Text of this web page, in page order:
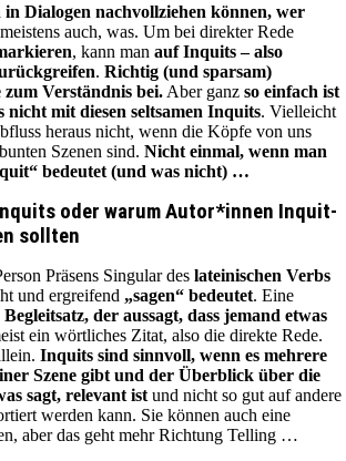
in Dialogen nachvollziehen können, wer
auch, was. Um bei direkter Rede
, kann manauf Inquits – also
.Richtig (und sparsam)
zum Verständnis bei. Aber ganzso einfach ist
nicht mit diesen seltsamen Inquits. Vielleicht
heraus nicht, wenn die Köpfe von uns
Szenen sind.Nicht einmal, wenn man
bedeutet (und was nicht) …
oder warum Autor*innen Inquit-
sollten
Präsens Singular deslateinischen Verbs
und ergreifend „sagen“ bedeutet. Eine
Begleitsatz, der aussagt, dass jemand etwas
ein wörtliches Zitat, also die direkte Rede.
Inquits sind sinnvoll, wenn es mehrere
Szene gibt und der Überblick über die
sagt, relevant ist und nicht so gut auf andere
werden kann. Sie können auch eine
aber das geht mehr Richtung Telling …